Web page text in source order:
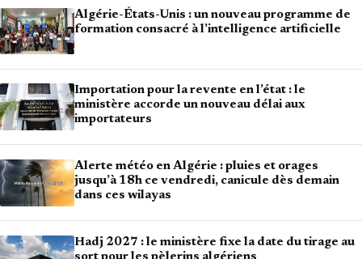
Algérie-États-Unis : un nouveau programme de
formation consacré à l’intelligence artificielle
Importation pour la revente en l’état : le
ministère accorde un nouveau délai aux
importateurs
Alerte météo en Algérie : pluies et orages
jusqu’à 18h ce vendredi, canicule dès demain
dans ces wilayas
Hadj 2027 : le ministère fixe la date du tirage au